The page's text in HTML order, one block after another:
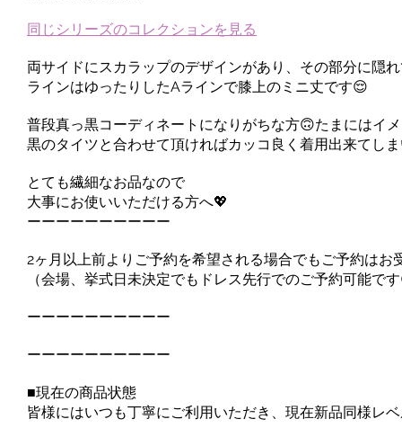
同じシリーズのコレクションを見る
両サイドにスカラップのデザインがあり、その部分に隠
ラインはゆったりしたAラインで膝上のミニ丈です😌
普段真っ黒コーディネートになりがちな方🙃たまにはイ
黒のタイツと合わせて頂ければカッコ良く着用出来てし
とても繊細なお品なので
大事にお使いいただける方へ💖
ーーーーーーーーーー
2ヶ月以上前よりご予約を希望される場合でもご予約は
（会場、挙式日未決定でもドレス先行でのご予約可能で
ーーーーーーーーーー
ーーーーーーーーーー
■現在の商品状態
皆様にはいつも丁寧にご利用いただき、現在新品同様レ